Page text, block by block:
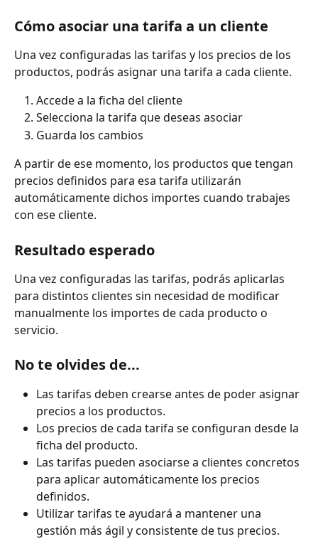
Cómo asociar una tarifa a un cliente
Una vez configuradas las tarifas y los precios de los
productos, podrás asignar una tarifa a cada cliente.
Accede a la ficha del cliente
Selecciona la tarifa que deseas asociar
Guarda los cambios
A partir de ese momento, los productos que tengan
precios definidos para esa tarifa utilizarán
automáticamente dichos importes cuando trabajes
con ese cliente.
Resultado esperado
Una vez configuradas las tarifas, podrás aplicarlas
para distintos clientes sin necesidad de modificar
manualmente los importes de cada producto o
servicio.
No te olvides de...
Las tarifas deben crearse antes de poder asignar
precios a los productos.
Los precios de cada tarifa se configuran desde la
ficha del producto.
Las tarifas pueden asociarse a clientes concretos
para aplicar automáticamente los precios
definidos.
Utilizar tarifas te ayudará a mantener una
gestión más ágil y consistente de tus precios.